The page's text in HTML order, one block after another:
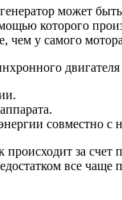
может
которого
чем у самого
совместно с
происходит за
все